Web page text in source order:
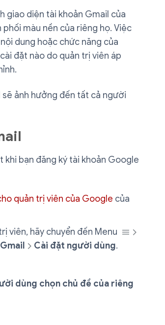
giao diện tài khoản Gmail của
màu nền của riêng họ. Việc
dung hoặc chức năng của
đặt nào do quản trị viên áp
ảnh hưởng đến tất cả người
bạn đăng ký tài khoản Google
quản trị viên của Google của
viên, hãy chuyển đến Menu
Gmail Cài đặt người dùng.
dùng chọn chủ đề của riêng